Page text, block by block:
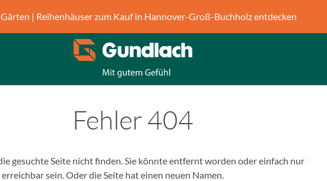
| Reihenhäuser zum Kauf in Hannover-Groß-Buchholz entdecken
Fehler 404
gesuchte Seite nicht finden. Sie könnte entfernt worden oder einfach nur
sein. Oder die Seite hat einen neuen Namen.